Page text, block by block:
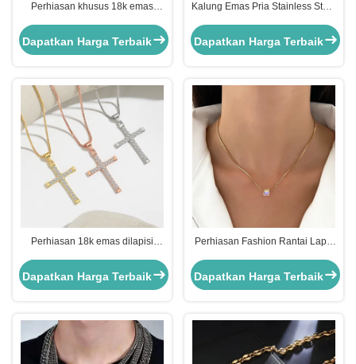
Perhiasan khusus 18k emas
pria kalung pribadi
Dapatkan Harga Terbaik
Kalung Emas Pria Stainless Steel
Dapatkan Harga Terbaik
Perhiasan 18k emas dilapisi
Choker Cross Kalung 20 Inch
Dapatkan Harga Terbaik
Perhiasan Fashion Rantai Lapis
Panjang Dengan Liontin
Dapatkan Harga Terbaik